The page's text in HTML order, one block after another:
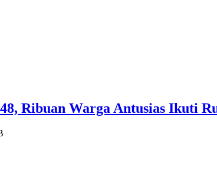
Ribuan Warga Antusias Ikuti